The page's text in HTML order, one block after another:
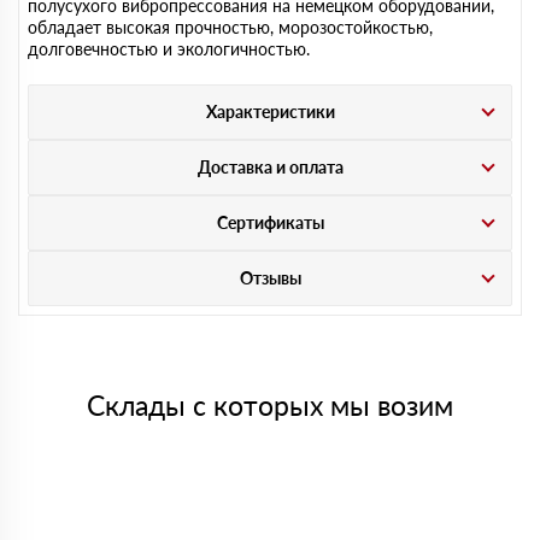
полусухого вибропрессования на немецком оборудовании,
обладает высокая прочностью, морозостойкостью,
долговечностью и экологичностью.
Характеристики
Доставка и оплата
Сертификаты
Отзывы
Склады с которых мы возим